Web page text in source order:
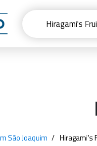
São Joaquim Hiragami's